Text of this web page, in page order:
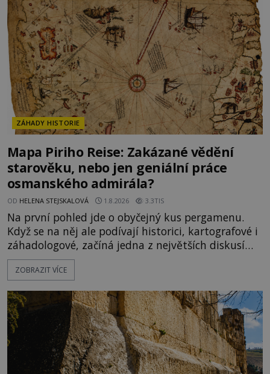
dost. Čas pracuje pro obléhatele. Ve městě ubývají
zásoby a každý den znamená další porci strádá
ZÁHADY HISTORIE
Mapa Piriho Reise: Zakázané vědění
starověku, nebo jen geniální práce
osmanského admirála?
OD HELENA STEJSKALOVÁ 1.8.2026 3.3TIS
Na první pohled jde o obyčejný kus pergamenu.
Když se na něj ale podívají historici, kartografové i
záhadologové, začíná jedna z největších diskusí
moderní historie. Osmanský admirál Piri Reis roku
1513 kreslí mapu světa, která překvapuje
ní vidí důkaz ztracené civilizace nebo dokonce
znalost Antarktidy dávno před jejím objevením.
Jiní tvrdí,
ZOBRAZIT VÍCE